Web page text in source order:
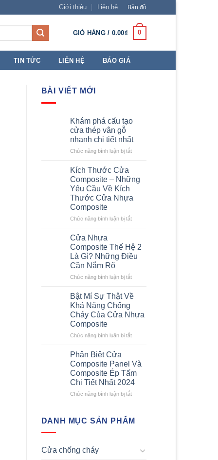
Giới thiệu Liên hệ Bản đồ
GIỎ HÀNG / 0.00₫ 0
TIN TỨC LIÊN HỆ BÁO GIÁ
BÀI VIẾT MỚI
Khám phá cấu tạo
cửa thép vân gỗ
nhanh chi tiết nhất
Chức năng bình luận bị tắtở
tạo
thép
gỗ
nhất
Kích Thước Cửa
Composite – Những
Yêu Cầu Về Kích
Thước Cửa Nhựa
Composite
Chức năng bình luận bị tắtở
Cửa
Composite
–
Yêu
Về
Kích
Cửa
Composite
Cửa Nhựa
Composite Thế Hệ 2
Là Gì? Những Điều
Cần Nắm Rõ
Chức năng bình luận bị tắtở
Nhựa
Hệ
Là
Điều
Cần
Nắm
Rõ
Bật Mí Sự Thật Về
Khả Năng Chống
Cháy Của Cửa Nhựa
Composite
Chức năng bình luận bị tắtở
Sự
Thật
Về
Khả
Năng
Của
Phân Biệt Cửa
Composite Panel Và
Composite Ép Tấm
Chi Tiết Nhất 2024
Chức năng bình luận bị tắtở
Cửa
Composite
DANH MỤC SẢN PHẨM
Cửa chống cháy